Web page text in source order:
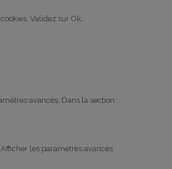
Validez sur Ok.
avancés. Dans la section
les paramètres avancés.